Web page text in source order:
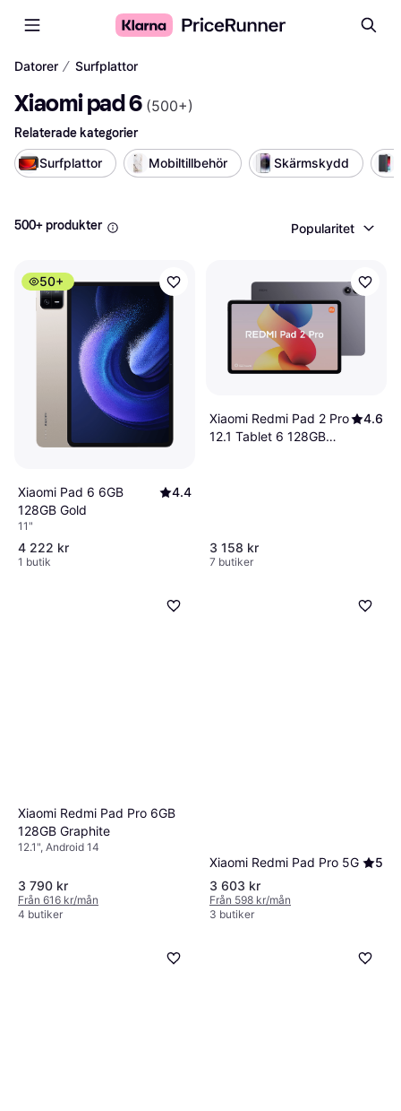
Datorer ∕ Surfplattor
Xiaomi pad 6 (500+)
Relaterade kategorier
Surfplattor
Mobiltillbehör Skärmskydd
500+ produkter Popularitet
50+
Xiaomi Pad 6 6GB
128GB Gold
4.4
11"
4 222 kr
1 butik
Xiaomi Redmi Pad 2 Pro
12.1 Tablet 6 128GB
4.6
3 158 kr
7 butiker
Xiaomi Redmi Pad Pro 6GB
128GB Graphite
12.1", Android 14
3 790 kr
Från 616 kr/mån
4 butiker
Xiaomi Redmi Pad Pro 5G
5
3 603 kr
Från 598 kr/mån
3 butiker